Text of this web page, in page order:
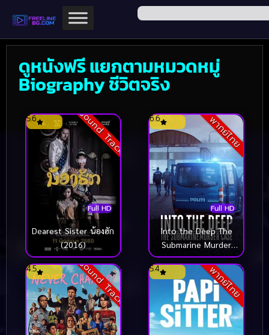
ดูหนังฟรี แยกตามหมวดหมู่
Biography ชีวิตจริง
Sound Track
Full HD
5.6
Dearest Sister น้องฮัก
(2016)
พากย์ไทย
Full HD
6.6
Into the Deep The
Submarine Murder
Case ดำดิ่งสู่ห้วงมรณะ
(2022)
Sound Track
4.5 พากย์ไทย
5.4